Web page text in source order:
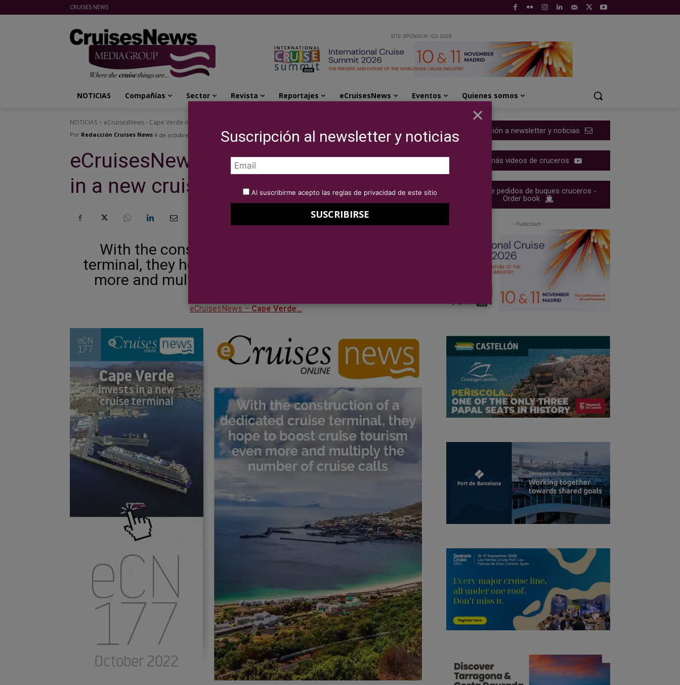
CRUISES NEWS
SITE SPONSOR: ICS 2026
NOTICIAS Compañías Sector Revista Reportajes eCruisesNews Eventos Quienes somos
NOTICIAS eCruisesNews - Cape Verde invests in a new cruise terminal
Por Redacción Cruises News 4 de octubre de 2022
eCruisesNews – Cape Verde invests
in a new cruise terminal
With the construction of a dedicated cruise
terminal, they hope to boost cruise tourism even
more and multiply the number of cruise calls.
eCruisesNews –Cape Verde…
Suscripción a newsletter y noticias
Ver más videos de cruceros
Cartera de pedidos de buques cruceros -
Order book
- Publicidad -
×
Suscripción al newsletter y noticias
Al suscribirme acepto las reglas de privacidad de este sitio